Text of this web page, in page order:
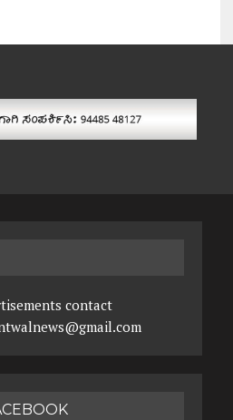
contact